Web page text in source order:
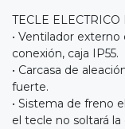
TECLE
• Ventilador
conexión, caja IP55.
• Carcasa de
fuerte.
• Sistema de freno
el tecle no soltará la